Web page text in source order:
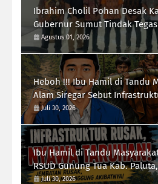
Ibrahim Cholil Pohan Desak
Gubernur Sumut Tindak
Sipiongot Julu Kec. Dolok
Agustus 01, 2026
Heboh !!! Ibu Hamil di Tandu
Alam Siregar Sebut
"Parah"
Juli 30, 2026
Ibu Hamil di Tandu
RSUD Gunung Tua Kab.
Jadi Sorotan Ketua Forum-RI
Juli 30, 2026